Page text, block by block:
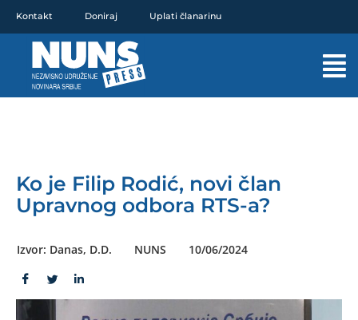
sadržaj
Kontakt Doniraj Uplati članarinu
Ko je Filip Rodić, novi član
Upravnog odbora RTS-a?
Izvor: Danas, D.D. NUNS 10/06/2024